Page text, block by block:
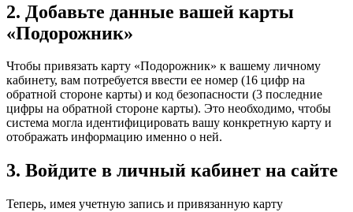
2. Добавьте данные вашей карты
«Подорожник»
Чтобы привязать карту «Подорожник» к вашему личному
кабинету, вам потребуется ввести ее номер (16 цифр на
обратной стороне карты) и код безопасности (3 последние
цифры на обратной стороне карты). Это необходимо, чтобы
система могла идентифицировать вашу конкретную карту и
отображать информацию именно о ней.
3. Войдите в личный кабинет на сайте
Теперь, имея учетную запись и привязанную карту